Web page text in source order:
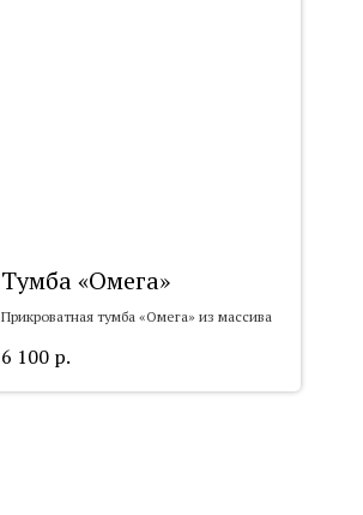
Тумба «Омега»
Прикроватная тумба «Омега» из массива
6 100 р.